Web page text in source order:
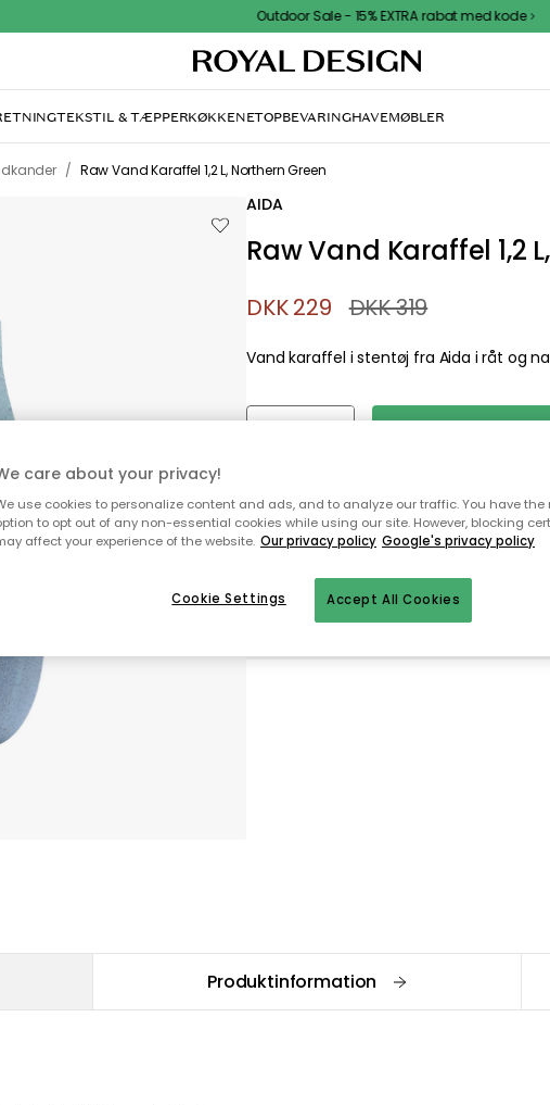
Outdoor Sale - 15% EXTRA rabat med kode
TEKSTIL & TÆPPERKØKKENETOPBEVARINGHAVEMØBLER
/ Raw Vand Karaffel 1,2 L, Northern Green
AIDA
Raw Vand Karaffel 1,2
DKK 229 DKK 319
Vand karaffel i stentøj fra Aida i råt og
Hurtige og fleksible leverancer
Produktinformation
care about your privacy!
use cookies to personalize content and ads, and to analyze our traffic. You have
to opt out of any non-essential cookies while using our site. However, blocking
affect your experience of the website. Our privacy policy Google's privacy policy
Accept All Cookies
Cookie Settings